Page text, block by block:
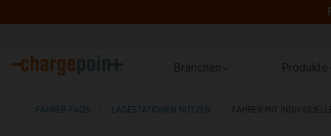
Branchen Produkte
FAHRER-FAQS LADESTATIONEN NUTZEN FAHRER MIT